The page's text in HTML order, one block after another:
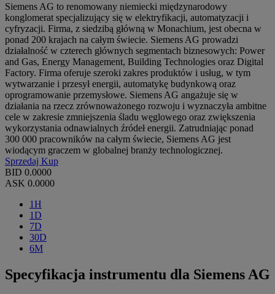
Siemens AG to renomowany niemiecki międzynarodowy
konglomerat specjalizujący się w elektryfikacji, automatyzacji i
cyfryzacji. Firma, z siedzibą główną w Monachium, jest obecna w
ponad 200 krajach na całym świecie. Siemens AG prowadzi
działalność w czterech głównych segmentach biznesowych: Power
and Gas, Energy Management, Building Technologies oraz Digital
Factory. Firma oferuje szeroki zakres produktów i usług, w tym
wytwarzanie i przesył energii, automatykę budynkową oraz
oprogramowanie przemysłowe. Siemens AG angażuje się w
działania na rzecz zrównoważonego rozwoju i wyznaczyła ambitne
cele w zakresie zmniejszenia śladu węglowego oraz zwiększenia
wykorzystania odnawialnych źródeł energii. Zatrudniając ponad
300 000 pracowników na całym świecie, Siemens AG jest
wiodącym graczem w globalnej branży technologicznej.
Sprzedaj Kup
BID 0.0000
ASK 0.0000
1H
1D
7D
30D
6M
Specyfikacja instrumentu dla Siemens AG